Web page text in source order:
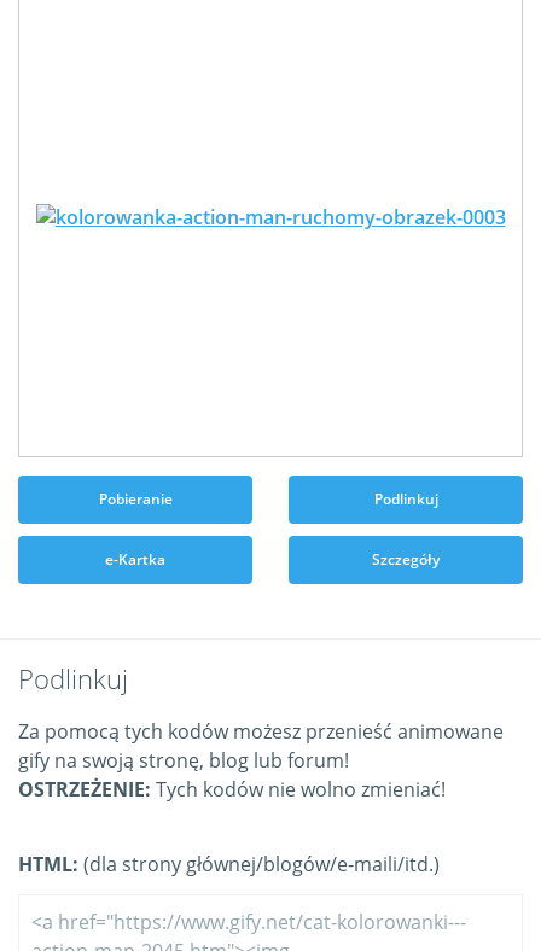
Pobieranie Podlinkuj
e-Kartka Szczegóły
Podlinkuj
Za pomocą tych kodów możesz przenieść animowane
gify na swoją stronę, blog lub forum!
OSTRZEŻENIE: Tych kodów nie wolno zmieniać!
HTML: (dla strony głównej/blogów/e-maili/itd.)